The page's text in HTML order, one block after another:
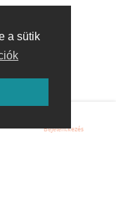
a sütik
Bejelentkezés